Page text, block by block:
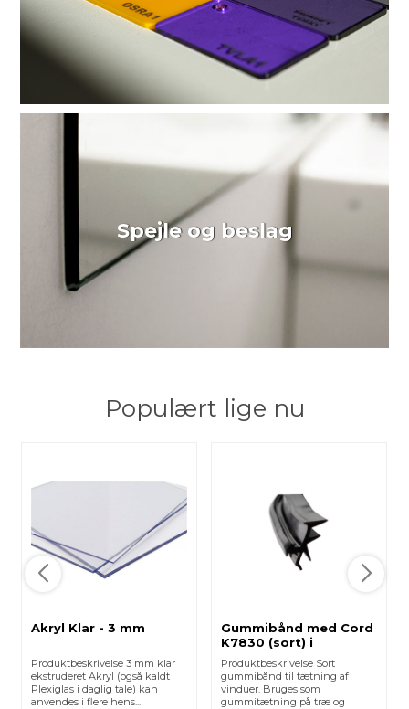
Spejle og beslag
Populært lige nu
Akryl Klar - 3 mm
Produktbeskrivelse 3 mm klar
ekstruderet Akryl (også kaldt
Plexiglas i daglig tale) kan
anvendes i flere hens...
Gummibånd med Cord
K7830 (sort) i
metermål
Produktbeskrivelse Sort
gummibånd til tætning af
vinduer. Bruges som
gummitætning på træ og